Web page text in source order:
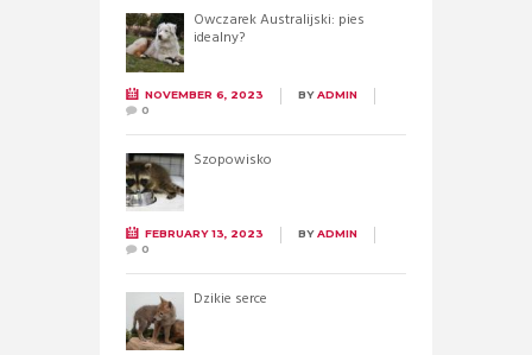
Owczarek Australijski: pies
idealny?
NOVEMBER 6, 2023 BYADMIN
0
Szopowisko
FEBRUARY 13, 2023 BYADMIN
0
Dzikie serce